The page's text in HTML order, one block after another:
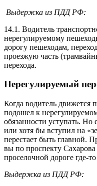
Выдержка из ПДД РФ:
14.1. Водитель
нерегулируемому
дорогу пешеходам,
проезжую часть
перехода.
Нерегулируемый
Когда водитель движется
подошел к
обязанности уступать. Но
или хотя бы вступил на
перестает быть главной.
вы по проспекту
проселочной дороге где-
Выдержка из ПДД РФ: